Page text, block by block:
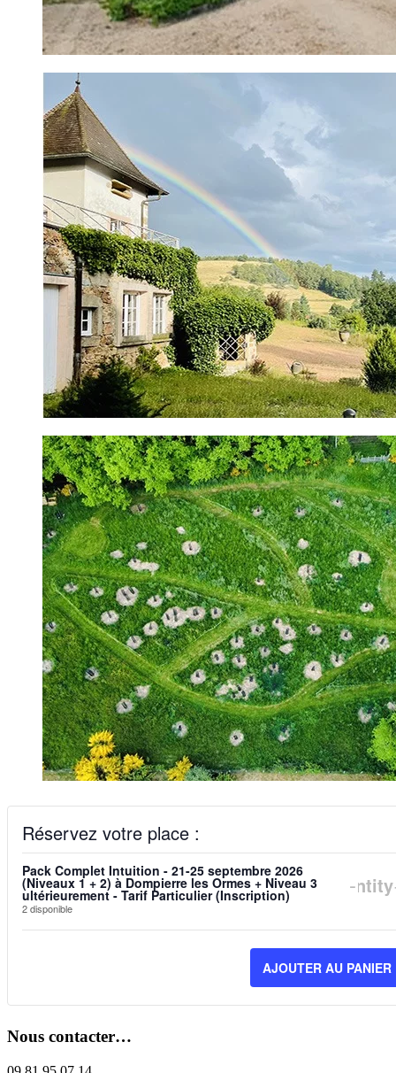
Réservez votre place :
Pack Complet Intuition - 21-25 septembre 2026
(Niveaux 1 + 2) à Dompierre les Ormes + Niveau 3
ultérieurement - Tarif Particulier (Inscription)
2disponible
DE
-
Quantity
AJOUTER AU PANIER
Nous contacter…